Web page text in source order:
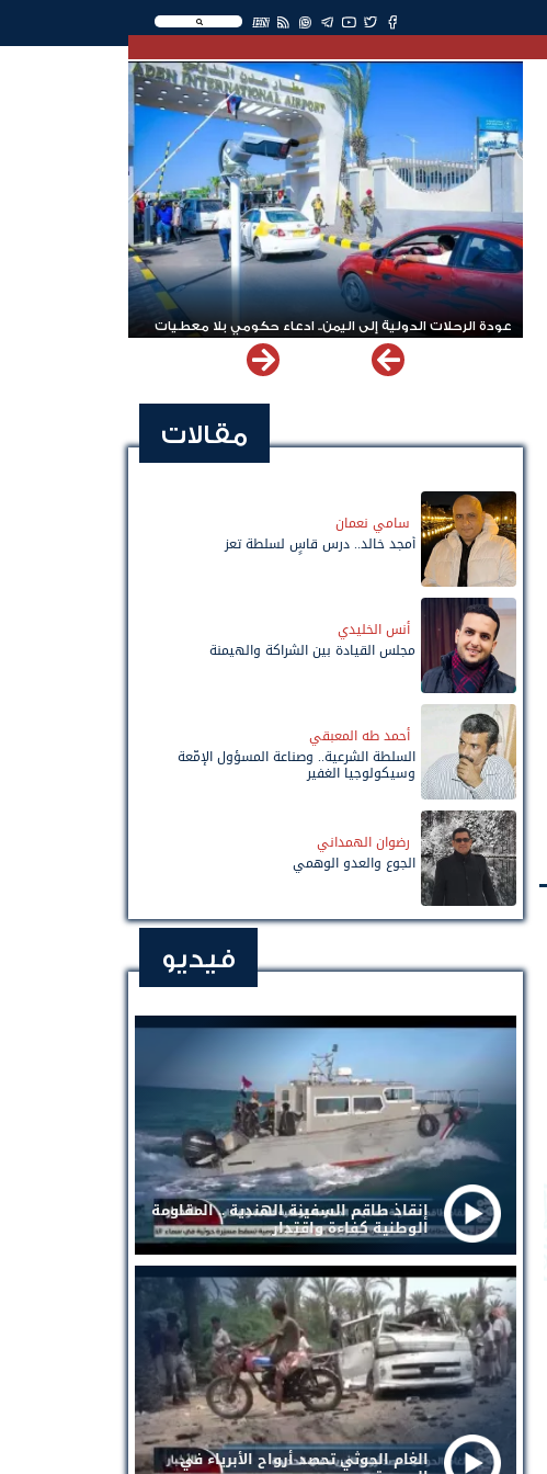
EN
عودة الرحلات الدولية إلى اليمن.. ادعاء حكومي بلا معطيات
مقالات
سامي نعمان
أمجد خالد.. درس قاسٍ لسلطة تعز
أنس الخليدي
مجلس القيادة بين الشراكة والهيمنة
أحمد طه المعبقي
السلطة الشرعية.. وصناعة المسؤول الإمّعة
وسيكولوجيا الغفير
رضوان الهمداني
الجوع والعدو الوهمي
فيديو
إنقاذ طاقم السفينة الهندية .. المقاومة
الوطنية كفاءة واقتدار
الغام الحوثي تحصد أرواح الأبرياء في